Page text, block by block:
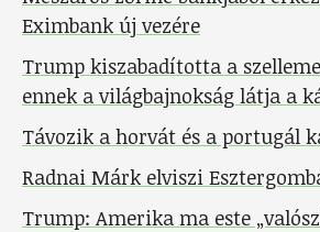
Eximbank új vezére
Trump kiszabadította a
ennek a világbajnokság látja a
Távozik a horvát és a portugál
Radnai Márk elviszi
Trump: Amerika ma este